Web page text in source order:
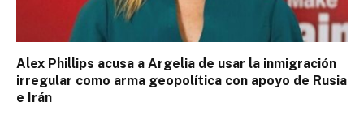
Alex Phillips acusa a Argelia de usar la inmigración
irregular como arma geopolítica con apoyo de Rusia
e Irán